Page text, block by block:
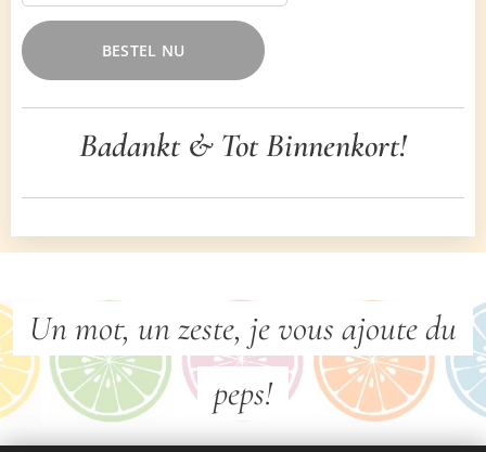
BESTEL NU
Badankt & Tot Binnenkort!
Un mot, un zeste, je vous ajoute du
peps!